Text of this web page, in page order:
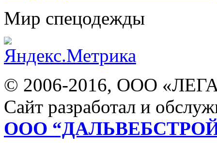
Мир спецодежды
© 2006-2016, ООО
Сайт разработал и
ООО